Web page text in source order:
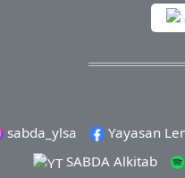
sabda_ylsa Yayasan
SABDA Alkitab